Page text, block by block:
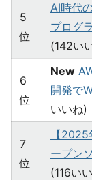
5
位
AI時代
プログ
(142い
6
位
New
開発で
いいね)
7
位
【
ープン
(116い